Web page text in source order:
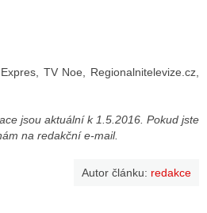
TV Noe, Regionalnitelevize.cz,
jsou aktuální k 1.5.2016. Pokud jste
na redakční e-mail.
Autor článku: redakce